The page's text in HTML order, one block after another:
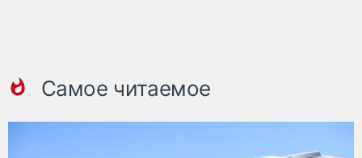
Самое читаемое